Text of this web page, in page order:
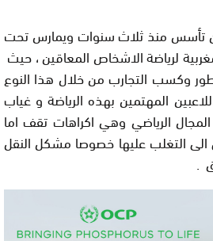
تأسس منذ ثلاث سنوات ويمارس تحت
لرياضة الاشخاص المعاقين ، حيث
وكسب التجارب من خلال هذا النوع
المهتمين بهذه الرياضة و غياب
الرياضي وهي اكراهات تقف اما
التغلب عليها خصوصا مشكل النقل
.